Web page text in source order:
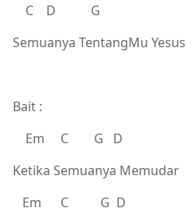
C D G
Semuanya TentangMu Yesus
Bait :
Em C G D
Ketika Semuanya Memudar
Em C G D